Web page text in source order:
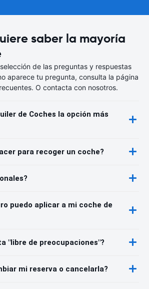
saber la mayoría
de las preguntas y respuestas
aparece tu pregunta, consulta la página
O contacta con nosotros.
de Coches la opción más
para recoger un coche?
puedo aplicar a mi coche de
"libre de preocupaciones"?
mi reserva o cancelarla?